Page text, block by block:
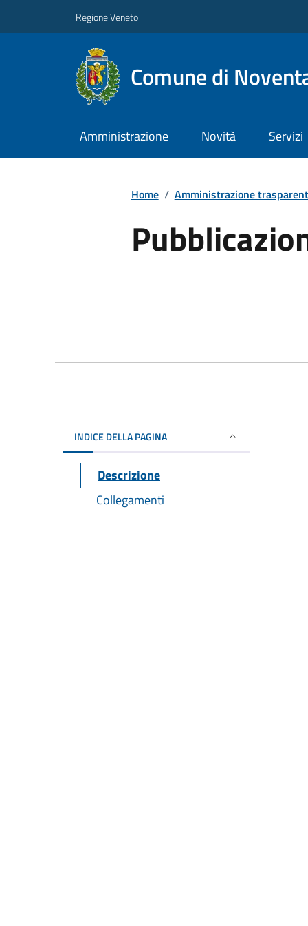
Regione Veneto
Comune di
Amministrazione Novità Servizi
Home / Amministrazione
INDICE DELLA PAGINA
Descrizione
Collegamenti